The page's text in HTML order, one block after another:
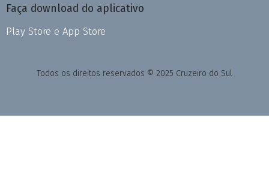
Faça download do aplicativo
Play Store e App Store
Todos os direitos reservados © 2025 Cruzeiro do Sul